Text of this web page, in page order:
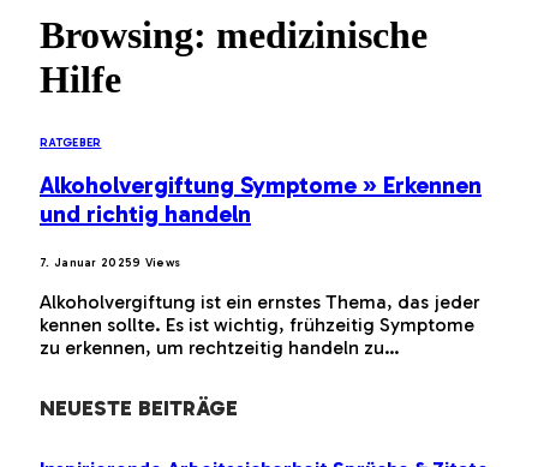
Browsing: medizinische
Hilfe
RATGEBER
Alkoholvergiftung Symptome » Erkennen
und richtig handeln
7. Januar 20259 Views
Alkoholvergiftung ist ein ernstes Thema, das jeder
kennen sollte. Es ist wichtig, frühzeitig Symptome
zu erkennen, um rechtzeitig handeln zu…
NEUESTE BEITRÄGE